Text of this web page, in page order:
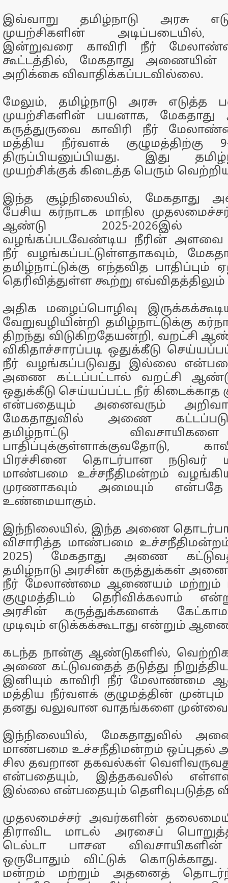
இவ்வாறு தமிழ்நாடு அரசு
முயற்சிகளின் அடிப்படையில்,
இன்றுவரை காவிரி நீர்
கூட்டத்தில், மேகதாது அணையின்
அறிக்கை விவாதிக்கப்படவில்லை.
மேலும், தமிழ்நாடு அரசு எடுத்த
முயற்சிகளின் பயனாக,
கருத்துருவை காவிரி நீர்
மத்திய நீர்வளக் குழுமத்திற்கு
திருப்பியனுப்பியது. இது
முயற்சிக்குக் கிடைத்த பெரும்
இந்த சூழ்நிலையில், மேகதாது
பேசிய கர்நாடக மாநில
ஆண்டு 2025-2026இல்
வழங்கப்படவேண்டிய நீரின் அளவை
நீர் வழங்கப்பட்டுள்ளதாகவும்,
தமிழ்நாட்டுக்கு எந்தவித பாதிப்பும்
தெரிவித்துள்ள கூற்று
அதிக மழைப்பொழிவு
வேறுவழியின்றி தமிழ்நாட்டுக்கு
திறந்து விடுகிறதேயன்றி, வறட்சி
விகிதாச்சாரப்படி ஒதுக்கீடு
நீர் வழங்கப்படுவது இல்லை
அணை கட்டப்பட்டால் வறட்சி
ஒதுக்கீடு செய்யப்பட்ட நீர் கிடைக்காத
என்பதையும் அனைவரும்
மேகதாதுவில் அணை
தமிழ்நாட்டு
பாதிப்புக்குள்ளாக்குவதோடு,
பிரச்சினை தொடர்பான நடுவர்
மாண்பமை உச்சநீதிமன்றம் வழங்கிய
முரணாகவும் அமையும்
உண்மையாகும்.
இந்நிலையில், இந்த அணை
விசாரித்த மாண்பமை
2025) மேகதாது அணை
தமிழ்நாடு அரசின் கருத்துக்கள்
நீர் மேலாண்மை ஆணையம் மற்றும்
குழுமத்திடம் தெரிவிக்கலாம்
அரசின் கருத்துக்களைக்
முடிவும் எடுக்கக்கூடாது என்றும்
கடந்த நான்கு ஆண்டுகளில்,
அணை கட்டுவதைத் தடுத்து
இனியும் காவிரி நீர் மேலாண்மை
மத்திய நீர்வளக் குழுமத்தின் முன்பும்
தனது வலுவான வாதங்களை
இந்நிலையில், மேகதாதுவில்
மாண்பமை உச்சநீதிமன்றம் ஒப்புதல்
சில தவறான தகவல்கள்
என்பதையும், இத்தகவலில்
இல்லை என்பதையும் தெளிவுபடுத்த
முதலமைச்சர் அவர்களின்
திராவிட மாடல் அரசைப்
டெல்டா பாசன
ஒருபோதும் விட்டுக் கொடுக்காது.
மன்றம் மற்றும் அதனைத்